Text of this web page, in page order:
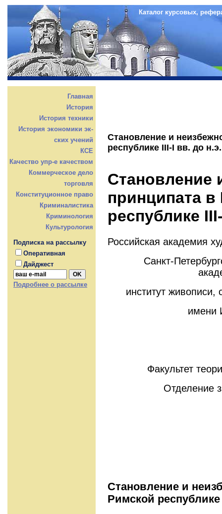
Каталог курсовых,
Главная
История
История техники
История экономики эк-
ских учений
КСЕ
Качество упр-е качеством
Коммерческое дело
торговля
Конституционное право
Криминалистика
Криминология
Культурология
Подписка на рассылку
Оперативная
Дайджест
Подробнее о рассылке
Становление и
республике III-I вв. до н.э.
Становление
принципата
республике
Российская академия
Санкт-
институт живописи,
имени
Факультет
Отделение
Становление и
Римской